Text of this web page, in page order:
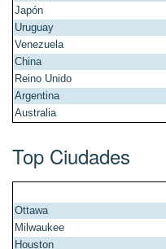
Japón
Uruguay
Venezuela
China
Reino Unido
Argentina
Australia
Top Ciudades
Ottawa
Milwaukee
Houston